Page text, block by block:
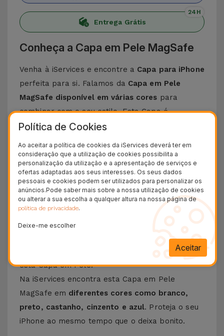
Entrega Grátis
24H
Conheça a Capa em Pele MagSafe
Venha à iServices e encontre a Capa para iPhone
perfeita para si. Falamos da Capa em Pele
MagSafe disponível em várias cores para
combinar com o seu estilo. Esta Capa é
compatível com os modelos
iPhone 16eiPhone 17.
AsCapas em Pele para iPhone oferecerem mais
do que proteção ao seu smartphone, dão um
toque especial e sofisticadopara o seu
telemóvel.Personalize o seu smartphone de
acordo com a sua personalidade e faça-se
. Graças às suas elegantes cores, o
seu iPhone pode destacar-se dos demais com
esta Capa em Pele.
Na iServices encontra esta Capa em Pele
MagSafe em diferentes cores como branco,
preto, castanho, cinzento e azul. Proteja o seu
iPhone ao mesmo tempo que o deixa bonito.
Política de Cookies
Ao aceitar a política de cookies da iServices deverá ter em
consideração que a utilização de cookies possibilita a
personalização da utilização e a apresentação de serviços e
ofertas adaptadas aos seus interesses. Os seus dados
pessoais e cookies podem ser utilizados para personalizar os
anúncios.Pode saber mais sobre a nossa utilização de cookies
ou alterar a sua escolha a qualquer altura na nossa página de
política de privacidade.
Deixe-me escolher
Aceitar